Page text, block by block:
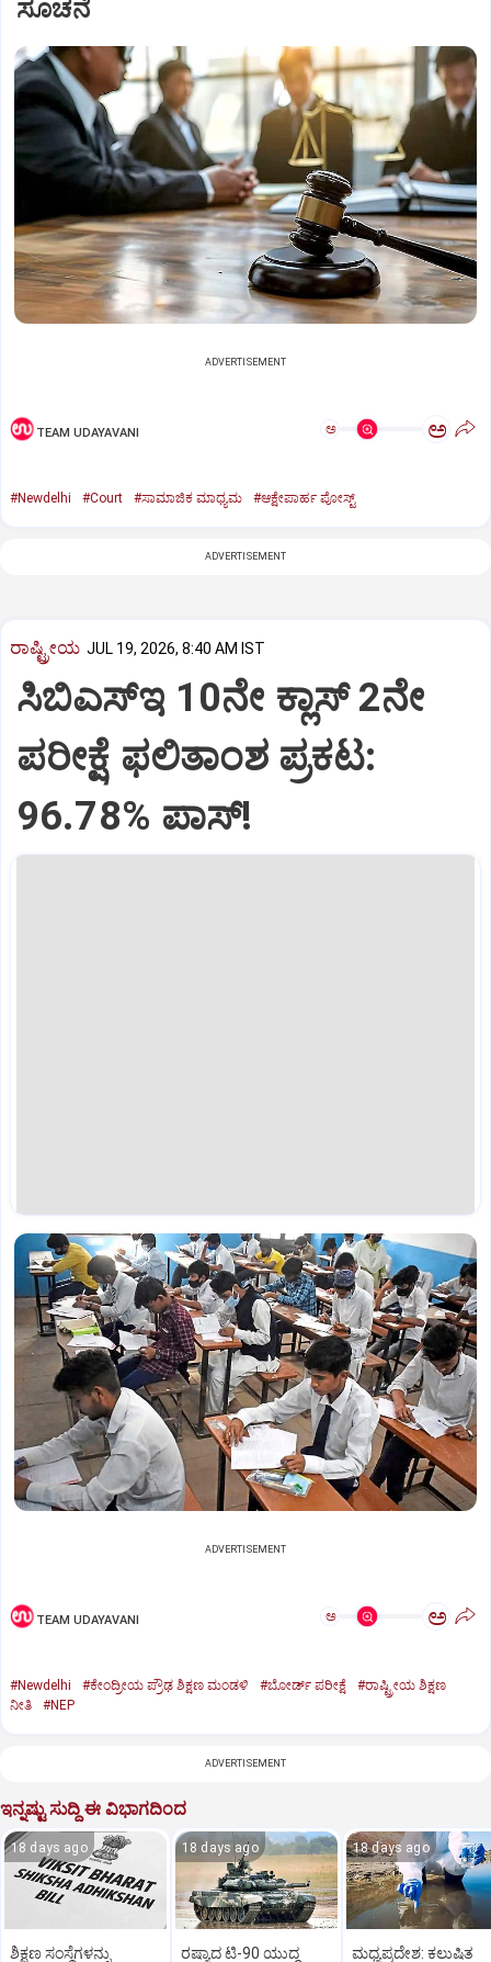
ಸೂಚನೆ
ADVERTISEMENT
TEAM UDAYAVANI ಅ ಅ
#Newdelhi #Court #ಸಾಮಾಜಿಕ ಮಾಧ್ಯಮ #ಆಕ್ಷೇಪಾರ್ಹ ಪೋಸ್ಟ್‌
ADVERTISEMENT
ರಾಷ್ಟ್ರೀಯ JUL 19, 2026, 8:40 AM IST
ಸಿಬಿಎಸ್‌ಇ 10ನೇ ಕ್ಲಾಸ್‌ 2ನೇ
ಪರೀಕ್ಷೆ ಫಲಿತಾಂಶ ಪ್ರಕಟ:
96.78% ಪಾಸ್‌!
ADVERTISEMENT
TEAM UDAYAVANI ಅ ಅ
#Newdelhi #ಕೇಂದ್ರೀಯ ಪ್ರೌಢ ಶಿಕ್ಷಣ ಮಂಡಳಿ #ಬೋರ್ಡ್‌ ಪರೀಕ್ಷೆ
#ರಾಷ್ಟ್ರೀಯ ಶಿಕ್ಷಣ
ನೀತಿ
#NEP
ADVERTISEMENT
ಇನ್ನಷ್ಟು ಸುದ್ದಿ ಈ ವಿಭಾಗದಿಂದ
18 days ago
ಶಿಕ್ಷಣ ಸಂಸ್ಥೆಗಳನ್ನು
18 days ago
ರಷ್ಯಾದ ಟಿ-90 ಯುದ್ಧ
18 days ago
ಮಧ್ಯಪ್ರದೇಶ: ಕಲುಷಿತ